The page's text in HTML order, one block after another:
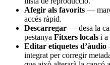
Afegir als favorits —
accés ràpid.
Descarregar — desa la
pestanya Fitxers locals i a
Editar etiquetes d’àudio
integrat per corregir